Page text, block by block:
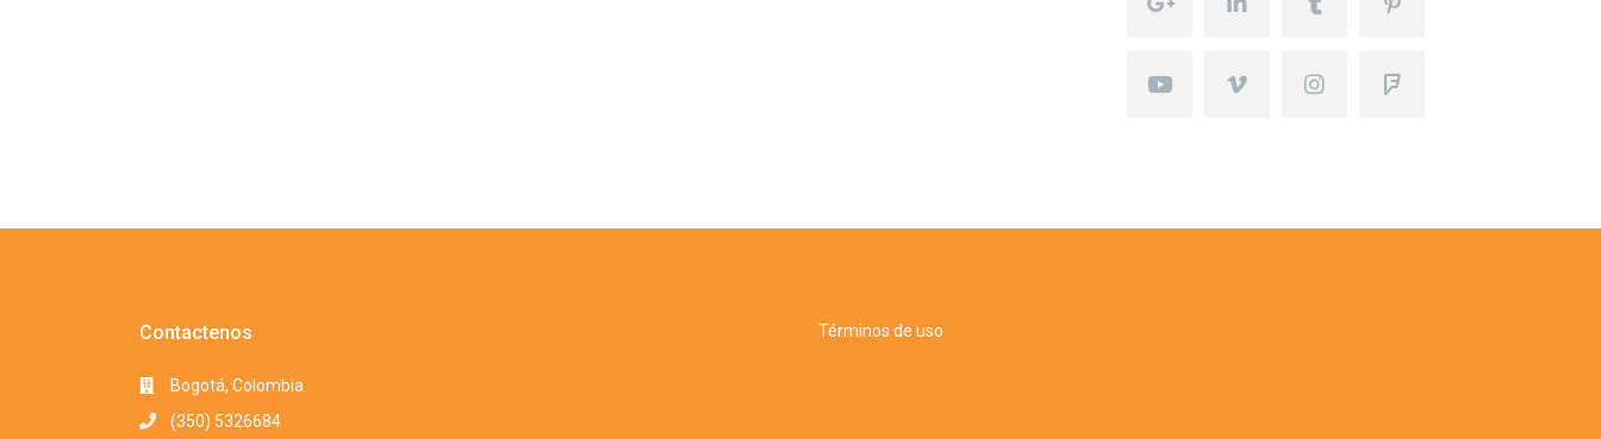
Contactenos
Bogotá, Colombia
(350) 5326684
Términos de uso